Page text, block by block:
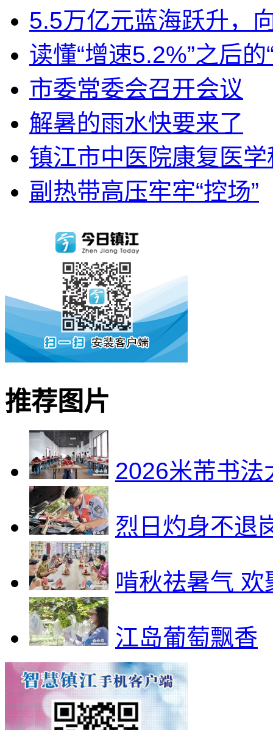
5.5万亿元蓝海跃升，
读懂“增速5.2%”之后的
市委常委会召开会议
解暑的雨水快要来了
镇江市中医院康复医
副热带高压牢牢“控场”
推荐图片
2026米芾书法
烈日灼身不退
啃秋祛暑气 欢
江岛葡萄飘香